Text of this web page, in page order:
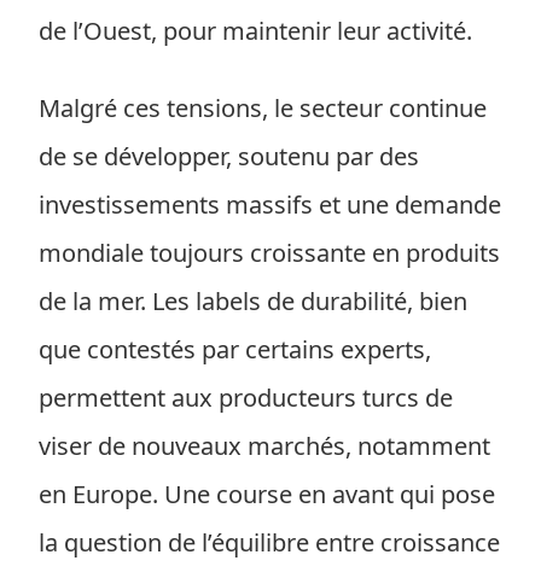
de l’Ouest, pour maintenir leur activité.
Malgré ces tensions, le secteur continue
de se développer, soutenu par des
investissements massifs et une demande
mondiale toujours croissante en produits
de la mer. Les labels de durabilité, bien
que contestés par certains experts,
permettent aux producteurs turcs de
viser de nouveaux marchés, notamment
en Europe. Une course en avant qui pose
la question de l’équilibre entre croissance